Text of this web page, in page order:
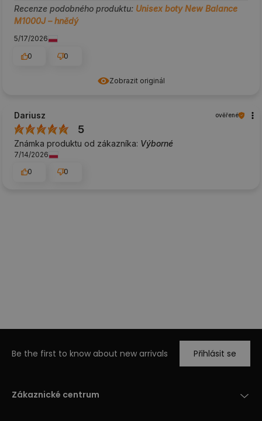
Zobrazit originál
Recenze podobného produktu: Unisex boty New Balance
M1000J – hnědý
5/17/2026
0
0
Dariusz ověřené
5
Známka produktu od zákazníka: Výborné
7/14/2026
0
0
Be the first to know about new arrivals Přihlásit se
Zákaznické centrum